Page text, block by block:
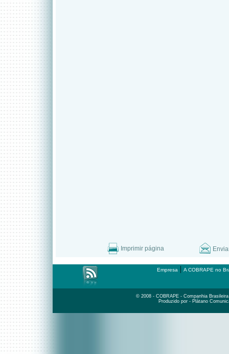
Imprimir página
Empresa | A COBRAPE no
© 2008 - COBRAPE - Companhia
Produzido por - Plátano